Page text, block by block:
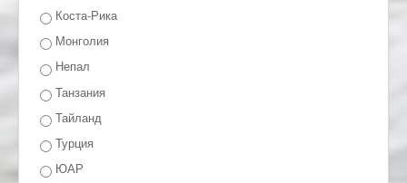
Коста-Рика
Монголия
Непал
Танзания
Тайланд
Турция
ЮАР